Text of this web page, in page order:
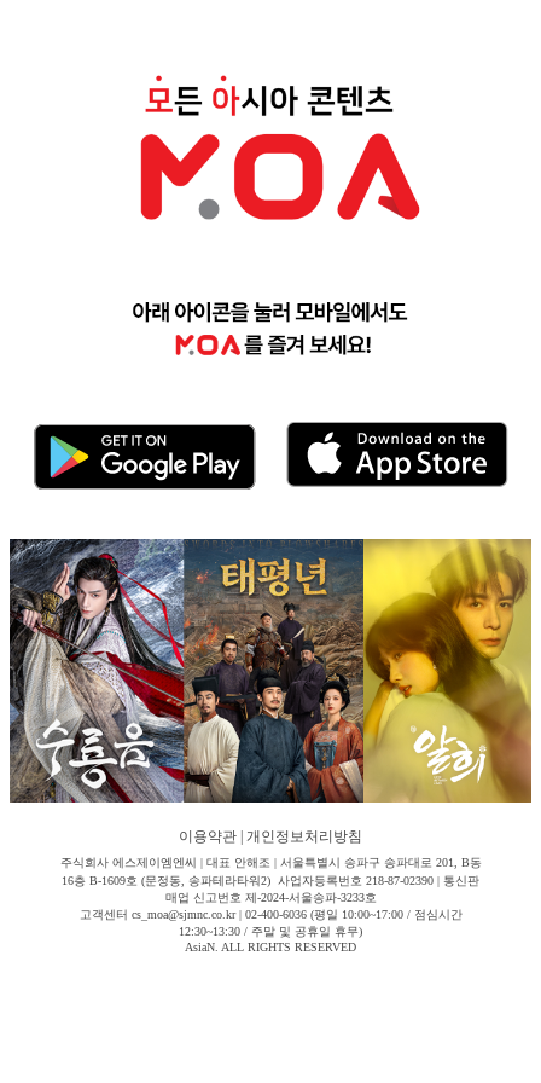
이용약관 개인정보처리방침
주식회사 에스제이엠엔씨 | 대표 안해조 | 서울특별시 송파구 송파대로 201, B동
16층 B-1609호 (문정동, 송파테라타워2) 사업자등록번호 218-87-02390 | 통신판
매업 신고번호 제-2024-서울송파-3233호
고객센터 cs_moa@sjmnc.co.kr | 02-400-6036 (평일 10:00~17:00 / 점심시간
12:30~13:30 / 주말 및 공휴일 휴무)
AsiaN. ALL RIGHTS RESERVED